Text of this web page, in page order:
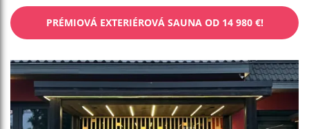
PRÉMIOVÁ EXTERIÉROVÁ SAUNA OD 14 980 €!